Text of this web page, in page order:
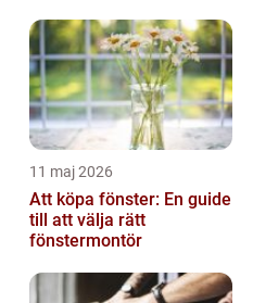
11 maj 2026
Att köpa fönster: En guide
till att välja rätt
fönstermontör